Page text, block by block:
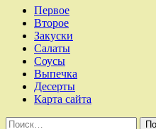
Первое
Второе
Закуски
Салаты
Соусы
Выпечка
Десерты
Карта сайта
Найти: